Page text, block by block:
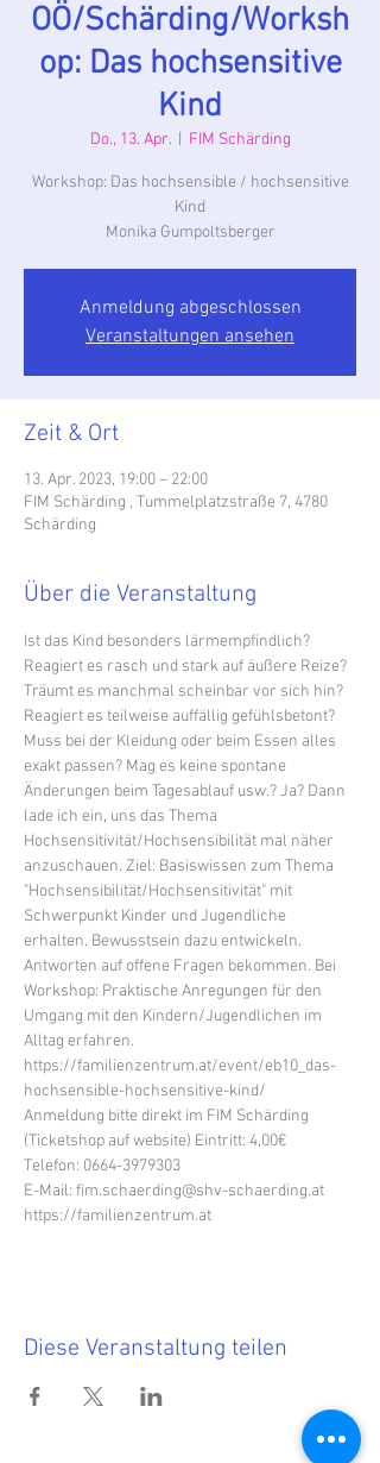
OÖ/Schärding/Worksh
op: Das hochsensitive
Kind
Do., 13. Apr.
  |
FIM Schärding
Workshop: Das hochsensible / hochsensitive
Kind
Monika Gumpoltsberger
Anmeldung abgeschlossen
Veranstaltungen ansehen
Zeit & Ort
13. Apr. 2023, 19:00 – 22:00
FIM Schärding , Tummelplatzstraße 7, 4780
Schärding
Über die Veranstaltung
Ist das Kind besonders lärmempfindlich?
Reagiert es rasch und stark auf äußere Reize?
Träumt es manchmal scheinbar vor sich hin?
Reagiert es teilweise auffällig gefühlsbetont?
Muss bei der Kleidung oder beim Essen alles
exakt passen? Mag es keine spontane
Änderungen beim Tagesablauf usw.? Ja? Dann
lade ich ein, uns das Thema
Hochsensitivität/Hochsensibilität mal näher
anzuschauen. Ziel: Basiswissen zum Thema
"Hochsensibilität/Hochsensitivität" mit
Schwerpunkt Kinder und Jugendliche
erhalten. Bewusstsein dazu entwickeln.
Antworten auf offene Fragen bekommen. Bei
Workshop: Praktische Anregungen für den
Umgang mit den Kindern/Jugendlichen im
Alltag erfahren.
https://familienzentrum.at/event/eb10_das-
hochsensible-hochsensitive-kind/
Anmeldung bitte direkt im FIM Schärding
(Ticketshop auf website) Eintritt: 4,00€
Telefon: 0664-3979303
E-Mail: fim.schaerding@shv-schaerding.at
https://familienzentrum.at
Diese Veranstaltung teilen